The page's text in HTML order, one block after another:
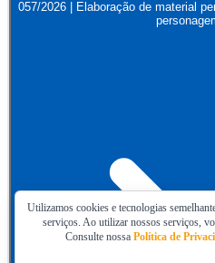
057/2026 | Elaboração de material
Utilizamos cookies e tecnologias
serviços. Ao utilizar nossos serviços,
Consulte nossa Política de